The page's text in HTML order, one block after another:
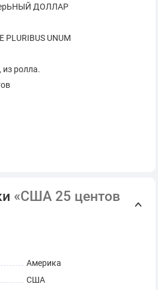
ДОЛЛАР
PLURIBUS UNUM
из ролла.
«США 25 центов
Америка
США